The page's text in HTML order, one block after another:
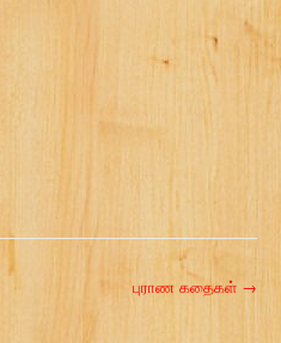
புராண கதைகள் →